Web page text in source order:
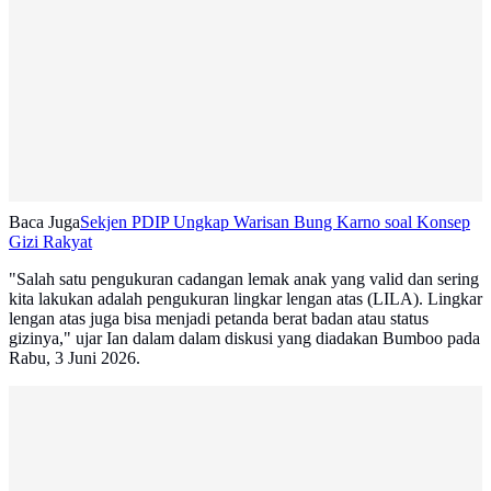
Baca JugaSekjen PDIP Ungkap Warisan Bung Karno soal Konsep
Gizi Rakyat
"Salah satu pengukuran cadangan lemak anak yang valid dan sering
kita lakukan adalah pengukuran lingkar lengan atas (LILA). Lingkar
lengan atas juga bisa menjadi petanda berat badan atau status
gizinya," ujar Ian dalam dalam diskusi yang diadakan Bumboo pada
Rabu, 3 Juni 2026.